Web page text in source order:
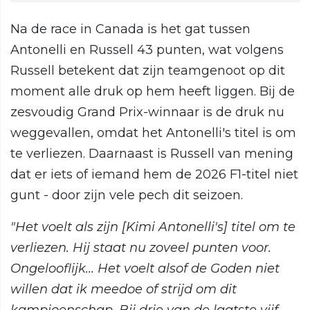
Na de race in Canada is het gat tussen
Antonelli en Russell 43 punten, wat volgens
Russell betekent dat zijn teamgenoot op dit
moment alle druk op hem heeft liggen. Bij de
zesvoudig Grand Prix-winnaar is de druk nu
weggevallen, omdat het Antonelli's titel is om
te verliezen. Daarnaast is Russell van mening
dat er iets of iemand hem de 2026 F1-titel niet
gunt - door zijn vele pech dit seizoen.
"Het voelt als zijn [Kimi Antonelli's] titel om te
verliezen. Hij staat nu zoveel punten voor.
Ongelooflijk... Het voelt alsof de Goden niet
willen dat ik meedoe of strijd om dit